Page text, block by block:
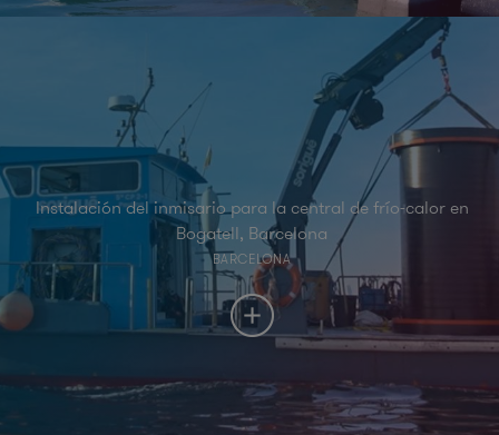
Instalación del inmisario para la central de frío-calor en
Bogatell, Barcelona
BARCELONA